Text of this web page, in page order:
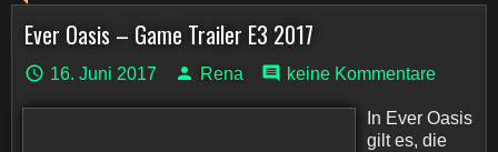
Ever Oasis – Game Trailer E3 2017
16. Juni 2017 Rena keine Kommentare
In Ever Oasis
gilt es, die